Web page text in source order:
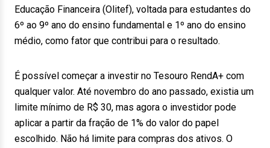
Educação Financeira (Olitef), voltada para estudantes do
6º ao 9º ano do ensino fundamental e 1º ano do ensino
médio, como fator que contribui para o resultado.
É possível começar a investir no Tesouro RendA+ com
qualquer valor. Até novembro do ano passado, existia um
limite mínimo de R$ 30, mas agora o investidor pode
aplicar a partir da fração de 1% do valor do papel
escolhido. Não há limite para compras dos ativos. O